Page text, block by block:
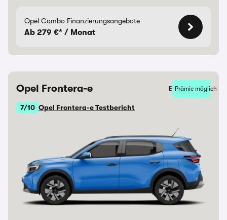
Opel Combo Finanzierungsangebote
Ab 279 €* / Monat
Opel Frontera-e E-Prämie möglich
7/10 Opel Frontera-e Testbericht